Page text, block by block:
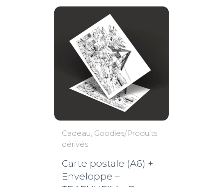
Cadeau Goodies/Produits
dérivés
Carte postale (A6) +
Enveloppe –